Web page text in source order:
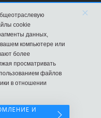
cookie
данных,
компьютере или
более
просматривать
файлов
в отношении
×
И